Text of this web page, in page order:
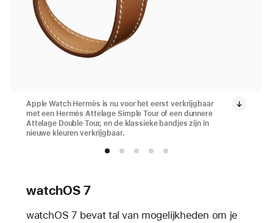
Apple Watch Hermès is nu voor het eerst verkrijgbaar
met een Hermès Attelage Simple Tour of een dunnere
Attelage Double Tour, en de klassieke bandjes zijn in
nieuwe kleuren verkrijgbaar.
watchOS 7
watchOS 7 bevat tal van mogelijkheden om je